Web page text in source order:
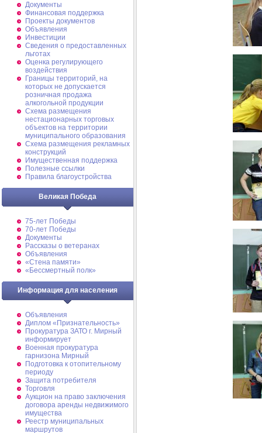
Документы
Финансовая поддержка
Проекты документов
Объявления
Инвестиции
Сведения о предоставленных
льготах
Оценка регулирующего
воздействия
Границы территорий, на
которых не допускается
розничная продажа
алкогольной продукции
Схема размещения
нестационарных торговых
объектов на территории
муниципального образования
Схема размещения рекламных
конструкций
Имущественная поддержка
Полезные ссылки
Правила благоустройства
Великая Победа
75-лет Победы
70-лет Победы
Документы
Рассказы о ветеранах
Объявления
«Стена памяти»
«Бессмертный полк»
Информация для населения
Объявления
Диплом «Признательность»
Прокуратура ЗАТО г. Мирный
информирует
Военная прокуратура
гарнизона Мирный
Подготовка к отопительному
периоду
Защита потребителя
Торговля
Аукцион на право заключения
договора аренды недвижимого
имущества
Реестр муниципальных
маршрутов